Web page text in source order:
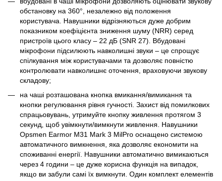
обстановку на 360°, незалежно від положення
користувача. Навушники відрізняються дуже добрим
показником коефіцієнта зниження шуму (NRR) серед
пристроїв цього класу – 22 дБ (SNR 27). Вбудовані
мікрофони підсилюють навколишні звуки – це спрощує
спілкування між користувачами та дозволяє повністю
контролювати навколишнє оточення, враховуючи звукову
складову;
на чаші розташована кнопка вмикання/вимикання та
кнопки регулювання рівня гучності. Захист від помилкових
спрацьовувань, утримуйте кнопку живлення протягом 3
секунд, щоб увімкнути/вимкнути живлення. Навушники
Opsmen Earmor M31 Mark 3 MilPro оснащено системою
автоматичного вимкнення, яка дозволяє економити на
споживанні енергії. Навушники автоматично вимикаються
через 4 години – це дуже корисна функція на випадок,
якщо ви забули самі їх вимкнути. Один комплект елементів